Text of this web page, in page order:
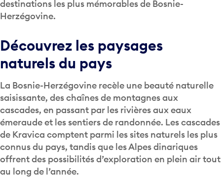
destinations les plus mémorables de Bosnie-
Herzégovine.
Découvrez les paysages
naturels du pays
La Bosnie-Herzégovine recèle une beauté naturelle
saisissante, des chaînes de montagnes aux
cascades, en passant par les rivières aux eaux
émeraude et les sentiers de randonnée. Les cascades
de Kravica comptent parmi les sites naturels les plus
connus du pays, tandis que les Alpes dinariques
offrent des possibilités d’exploration en plein air tout
au long de l’année.